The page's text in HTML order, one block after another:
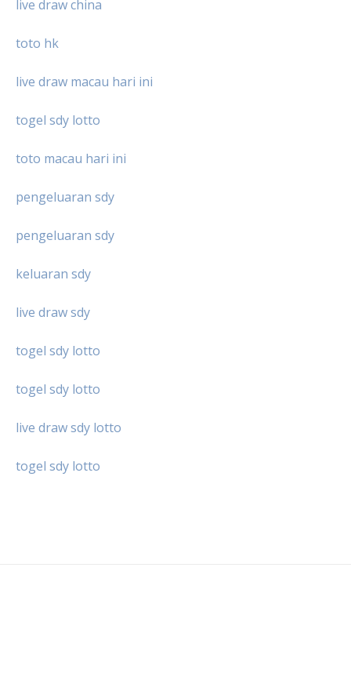
live draw china
toto hk
live draw macau hari ini
togel sdy lotto
toto macau hari ini
pengeluaran sdy
pengeluaran sdy
keluaran sdy
live draw sdy
togel sdy lotto
togel sdy lotto
live draw sdy lotto
togel sdy lotto